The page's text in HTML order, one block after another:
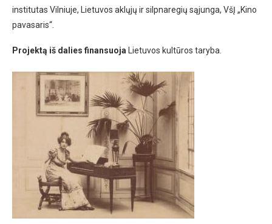
institutas Vilniuje, Lietuvos aklųjų ir silpnaregių sąjunga, VšĮ „Kino
pavasaris“.
Projektą iš dalies finansuoja Lietuvos kultūros taryba.